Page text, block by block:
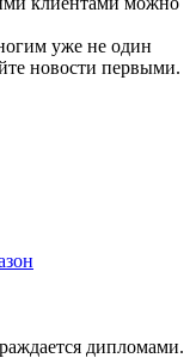
уже не один
новости первыми.
дипломами.